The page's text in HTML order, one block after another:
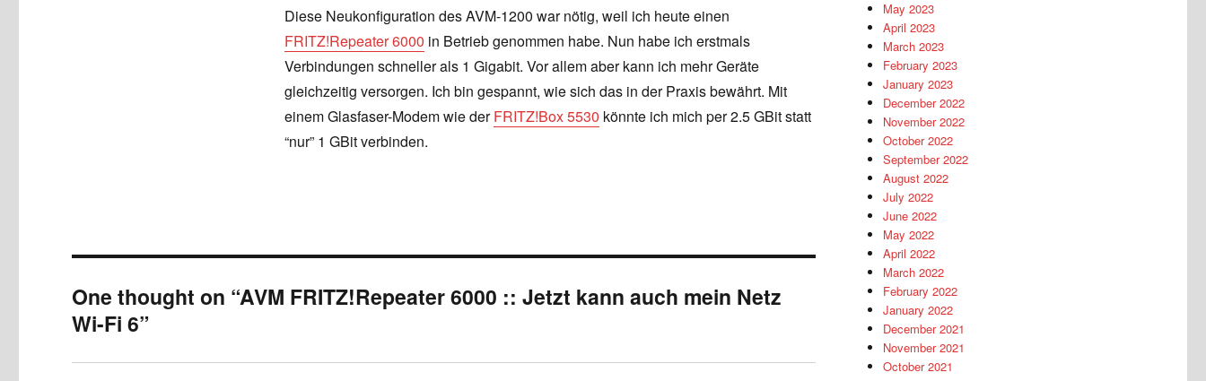
Diese Neukonfiguration des AVM-1200 war nötig, weil ich heute einen
FRITZ!Repeater 6000 in Betrieb genommen habe. Nun habe ich erstmals
Verbindungen schneller als 1 Gigabit. Vor allem aber kann ich mehr Geräte
gleichzeitig versorgen. Ich bin gespannt, wie sich das in der Praxis bewährt. Mit
einem Glasfaser-Modem wie derFRITZ!Box 5530 könnte ich mich per 2.5 GBit statt
“nur” 1 GBit verbinden.
One thought on “AVM FRITZ!Repeater 6000 :: Jetzt kann auch mein Netz
Wi-Fi 6”
May 2023
April 2023
March 2023
February 2023
January 2023
December 2022
November 2022
October 2022
September 2022
August 2022
July 2022
June 2022
May 2022
April 2022
March 2022
February 2022
January 2022
December 2021
November 2021
October 2021